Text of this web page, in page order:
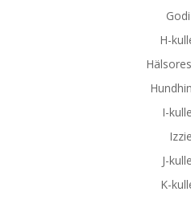
H-
I-
Izzie
J-
K-